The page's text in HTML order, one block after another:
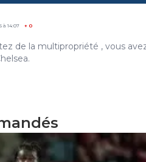
à 14:07 + 0
de la multipropriété , vous